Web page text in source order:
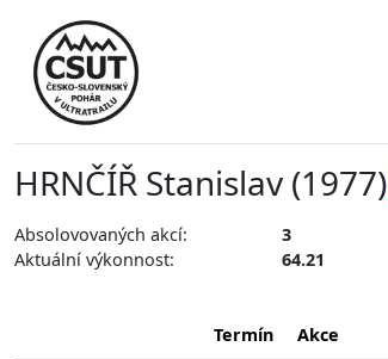
HRNČÍŘ Stanislav (1977)
Absolovovaných akcí: 3
Aktuální výkonnost:
64.21
Termín Akce